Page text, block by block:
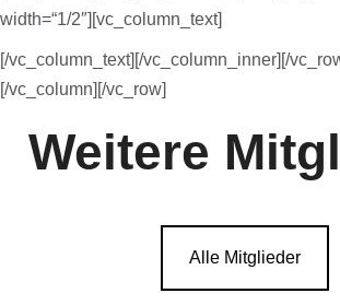
width=“1/2″][vc_column_text]
[/vc_column_text][/vc_column_inner][/
[/vc_column][/vc_row]
Weitere
Alle Mitglieder